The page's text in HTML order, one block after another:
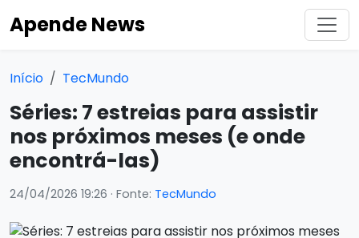
Apende News
Início TecMundo
Séries: 7 estreias para assistir
nos próximos meses (e onde
encontrá-las)
24/04/2026 19:26 · Fonte: TecMundo